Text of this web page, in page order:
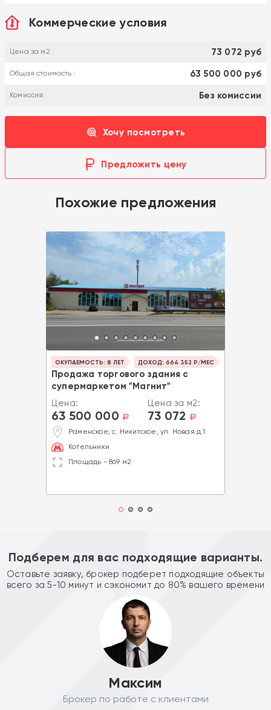
Коммерческие условия
Цена за м2 : 73 072 руб
Общая стоимость : 63 500 000 руб
Комиссия: Без комиссии
Хочу посмотреть
Предложить цену
Похожие предложения
ОКУПАЕМОСТЬ: 8 ЛЕТ ДОХОД: 664 352 Р/МЕС
Продажа торгового здания с
супермаркетом "Магнит"
Цена:
63 500 000 a
Цена за м2:
73 072 a
Раменское, с. Никитское, ул. Новая д.1
Котельники
Площадь - 869 м2
Подберем для вас подходящие варианты.
Оставьте заявку, брокер подберет подходящие объекты
всего за 5-10 минут и сэкономит до 80% вашего времени
Максим
Брокер по работе с клиентами